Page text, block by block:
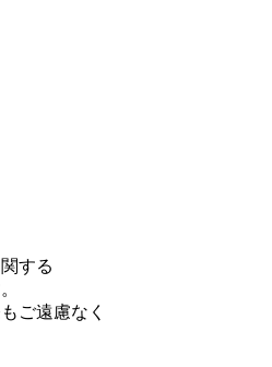
する
ご遠慮なく